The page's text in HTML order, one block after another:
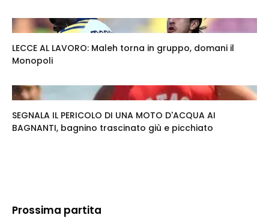
LECCE AL LAVORO: Maleh torna in gruppo, domani il
Monopoli
SEGNALA IL PERICOLO DI UNA MOTO D'ACQUA AI
BAGNANTI, bagnino trascinato giù e picchiato
Prossima partita